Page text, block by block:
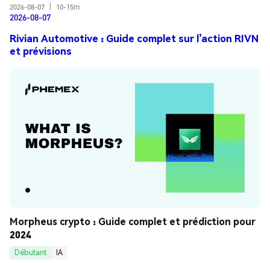
2026-08-07
10-15m
2026-08-07
Rivian Automotive : Guide complet sur l’action RIVN
et prévisions
Morpheus crypto : Guide complet et prédiction pour
2024
Débutant
IA